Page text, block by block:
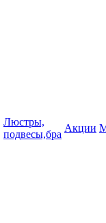
Люстры,
подвесы,бра
Акции